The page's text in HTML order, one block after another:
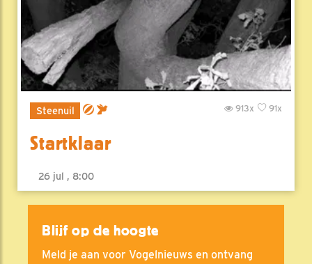
Steenuil 91x
913x
Startklaar
26 jul , 8:00
Blijf op de hoogte
Meld je aan voor Vogelnieuws en ontvang